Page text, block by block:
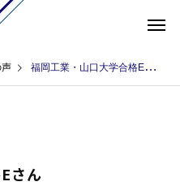
福岡工業・山口大学合格Eさん
さん